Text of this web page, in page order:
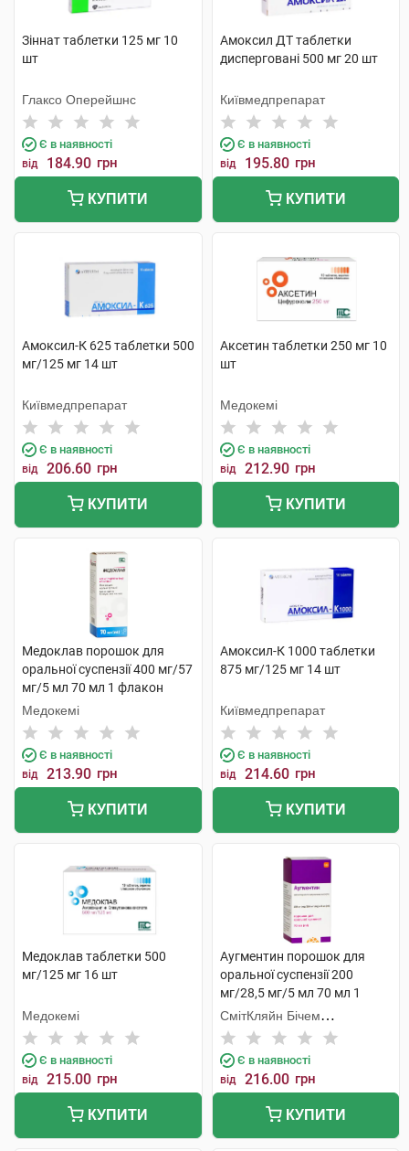
Зіннат таблетки 125 мг 10
шт
Глаксо Оперейшнс
Є в наявності
від 184.90 грн
КУПИТИ
Амоксил ДТ таблетки
дисперговані 500 мг 20 шт
Київмедпрепарат
Є в наявності
від 195.80 грн
КУПИТИ
Амоксил-К 625 таблетки 500
мг/125 мг 14 шт
Київмедпрепарат
Є в наявності
від 206.60 грн
КУПИТИ
Аксетин таблетки 250 мг 10
шт
Медокемі
Є в наявності
від 212.90 грн
КУПИТИ
Медоклав порошок для
оральної суспензії 400 мг/57
мг/5 мл 70 мл 1 флакон
Медокемі
Є в наявності
від 213.90 грн
КУПИТИ
Амоксил-К 1000 таблетки
875 мг/125 мг 14 шт
Київмедпрепарат
Є в наявності
від 214.60 грн
КУПИТИ
Медоклав таблетки 500
мг/125 мг 16 шт
Медокемі
Є в наявності
від 215.00 грн
КУПИТИ
Аугментин порошок для
оральної суспензії 200
мг/28,5 мг/5 мл 70 мл 1
флакон
СмітКляйн Бічем
Фармасьютикалс
Є в наявності
від 216.00 грн
КУПИТИ